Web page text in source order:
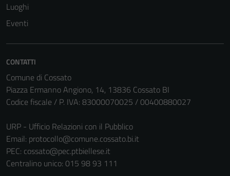
Luoghi
Eventi
CONTATTI
Comune di Cossato
Piazza Ermanno Angiono, 14, 13836 Cossato BI
Codice fiscale / P. IVA: 83000070025 / 00400880027
URP - Ufficio Relazioni con il Pubblico
Email: protocollo@comune.cossato.bi.it
PEC: cossato@pec.ptbiellese.it
Centralino unico: 015 98 93 111